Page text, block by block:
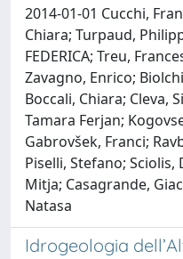
2014-01-01 Cucchi,
Chiara; Turpaud,
FEDERICA; Treu,
Zavagno, Enrico;
Boccali, Chiara; Cleva,
Tamara Ferjan;
Gabrovšek, Franci;
Piselli, Stefano; Sciolis,
Mitja; Casagrande,
Natasa
Idrogeologia